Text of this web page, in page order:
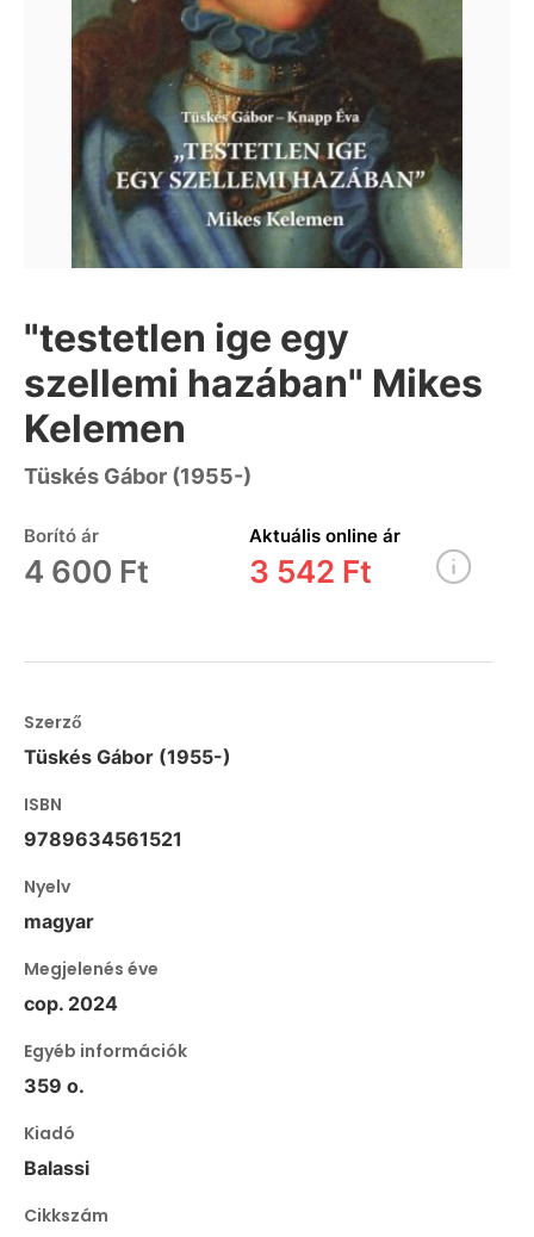
"testetlen ige egy
szellemi hazában" Mikes
Kelemen
Tüskés Gábor (1955-)
Borító ár
4 600 Ft
Aktuális online ár
3 542 Ft
Szerző
Tüskés Gábor (1955-)
ISBN
9789634561521
Nyelv
magyar
Megjelenés éve
cop. 2024
Egyéb információk
359 o.
Kiadó
Balassi
Cikkszám